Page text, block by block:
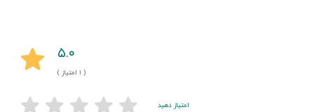
۵.۰
( ۱ امتیاز )
امتیاز دهید